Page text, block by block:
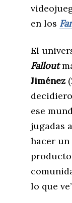
en los
El
Fallout
Jiménez
ese
jugadas
hacer un
producto
lo que